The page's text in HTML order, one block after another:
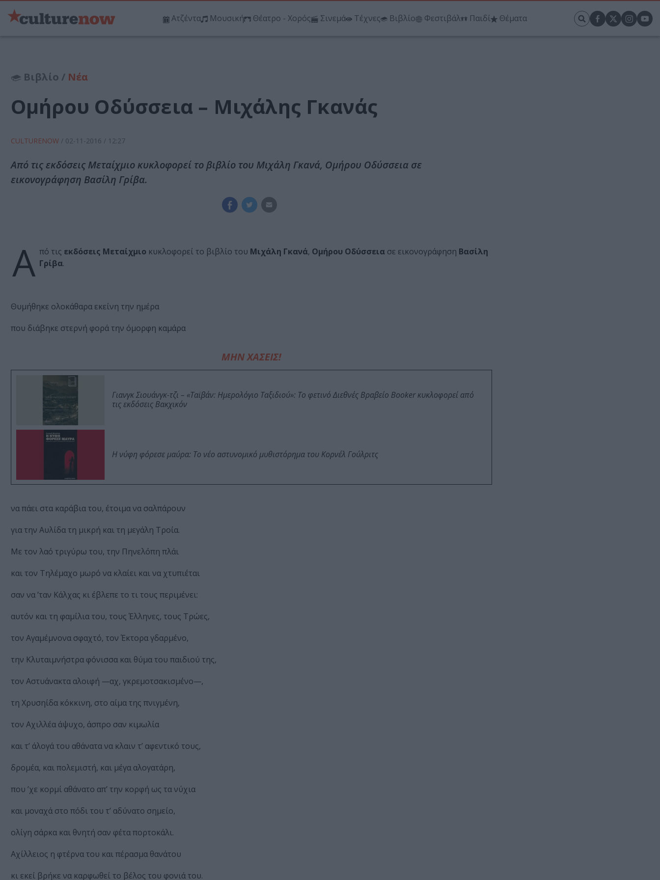
Ατζέντα Μουσική Θέατρο - Χορός Σινεμά Τέχνες Βιβλίο Φεστιβάλ Παιδί Θέματα
Βιβλίο / Νέα
Ομήρου Οδύσσεια – Μιχάλης Γκανάς
CULTURENOW / 02-11-2016 / 12:27
Από τις εκδόσεις Μεταίχμιο κυκλοφορεί το βιβλίο του Μιχάλη Γκανά, Ομήρου Οδύσσεια σε
εικονογράφηση Βασίλη Γρίβα.
Α πό τις εκδόσεις Μεταίχμιο κυκλοφορεί το βιβλίο του Μιχάλη Γκανά, Ομήρου Οδύσσεια σε εικονογράφηση Βασίλη
Γρίβα.
Θυµήθηκε ολοκάθαρα εκείνη την ηµέρα
που διάβηκε στερνή φορά την όµορφη καµάρα
ΜΗΝ ΧΑΣΕΙΣ!
Γιανγκ Σιουάνγκ-τζι – «Ταϊβάν: Ημερολόγιο Ταξιδιού»: Το φετινό Διεθνές Βραβείο Booker κυκλοφορεί από
τις εκδόσεις Βακχικόν
Η νύφη φόρεσε μαύρα: Το νέο αστυνομικό μυθιστόρημα του Κορνέλ Γούλριτς
να πάει στα καράβια του, έτοιµα να σαλπάρουν
για την Αυλίδα τη µικρή και τη µεγάλη Τροία.
Με τον λαό τριγύρω του, την Πηνελόπη πλάι
και τον Τηλέµαχο µωρό να κλαίει και να χτυπιέται
σαν να ’ταν Κάλχας κι έβλεπε το τι τους περιµένει:
αυτόν και τη φαµίλια του, τους Έλληνες, τους Τρώες,
τον Αγαµέµνονα σφαχτό, τον Έκτορα γδαρµένο,
την Κλυταιµνήστρα φόνισσα και θύµα του παιδιού της,
τον Αστυάνακτα αλοιφή —αχ, γκρεµοτσακισµένο—,
τη Χρυσηίδα κόκκινη, στο αίµα της πνιγµένη,
τον Αχιλλέα άψυχο, άσπρο σαν κιµωλία
και τ’ άλογά του αθάνατα να κλαιν τ’ αφεντικό τους,
δροµέα, και πολεµιστή, και µέγα αλογατάρη,
που ’χε κορµί αθάνατο απ’ την κορφή ως τα νύχια
και µοναχά στο πόδι του τ’ αδύνατο σηµείο,
ολίγη σάρκα και θνητή σαν φέτα πορτοκάλι.
Αχίλλειος η φτέρνα του και πέρασµα θανάτου
κι εκεί βρήκε να καρφωθεί το βέλος του φονιά του.